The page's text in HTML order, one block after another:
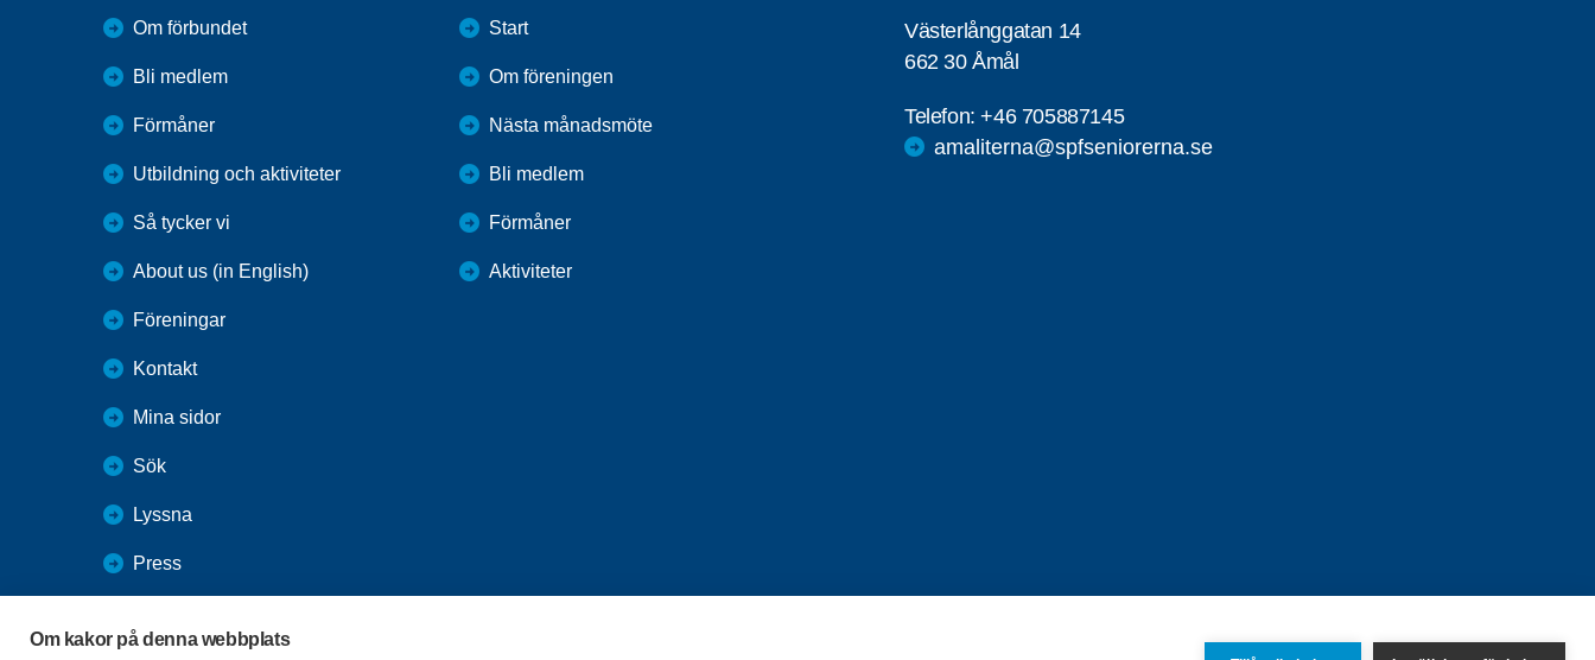
Om kakor på denna webbplats
Om förbundet
Bli medlem
Förmåner
Utbildning och aktiviteter
Så tycker vi
About us (in English)
Föreningar
Kontakt
Mina sidor
Sök
Lyssna
Press
Start
Om föreningen
Nästa månadsmöte
Bli medlem
Förmåner
Aktiviteter
Västerlånggatan 14
662 30 Åmål
Telefon:+46 705887145
amaliterna@spfseniorerna.se